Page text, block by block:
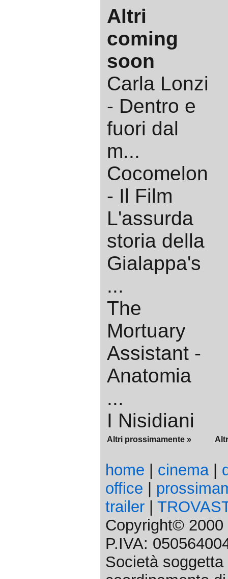
Altri
coming
soon
Carla Lonzi
- Dentro e
fuori dal
m...
Cocomelon
- Il Film
L'assurda
storia della
Gialappa's
...
The
Mortuary
Assistant -
Anatomia
...
I Nisidiani
Altri prossimamente »
home cinema|
office
trailer
Copyright©
P.IVA:
Società